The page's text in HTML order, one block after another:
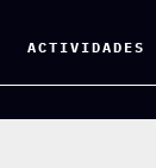
ACTIVIDADES